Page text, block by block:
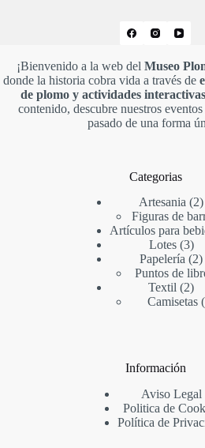
¡Bienvenido a la web del Museo
donde la historia cobra vida a través de
de plomo y actividades interactivas
contenido, descubre nuestros
pasado de una forma
Categorias
Artesania 2
Figuras de
Artículos para
Lotes 3
Papelería 2
Puntos de
Textil 2
Camisetas
Información
Aviso Legal
Politica de
Política de